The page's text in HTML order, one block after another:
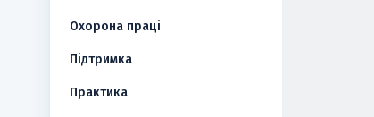
Охорона праці
Підтримка
Практика